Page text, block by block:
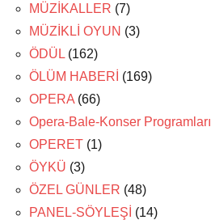
MÜZİKALLER (7)
MÜZİKLİ OYUN (3)
ÖDÜL (162)
ÖLÜM HABERİ (169)
OPERA (66)
Opera-Bale-Konser Programları
OPERET (1)
ÖYKÜ (3)
ÖZEL GÜNLER (48)
PANEL-SÖYLEŞİ (14)